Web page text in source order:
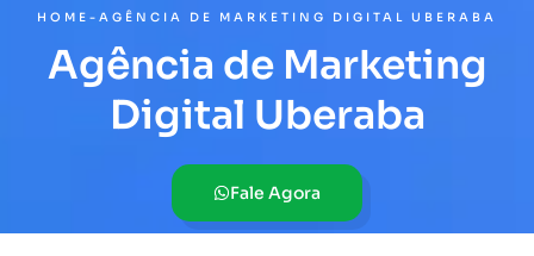
HOME - AGÊNCIA DE MARKETING DIGITAL UBERABA
Agência de Marketing
Digital Uberaba
Fale Agora